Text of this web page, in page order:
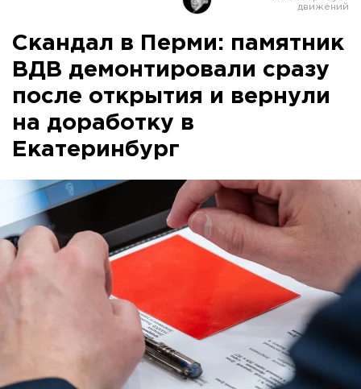
Скандал в Перми: памятник
ВДВ демонтировали сразу
после открытия и вернули
на доработку в
Екатеринбург